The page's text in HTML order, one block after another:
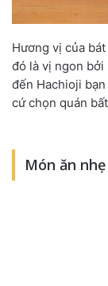
Hương vị của
đó là vị ngon bởi
đến Hachioji
cứ chọn quán
Món ăn